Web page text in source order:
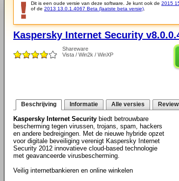
Dit is een oude versie van deze software. Je kunt ook de 2015
of de 2013 13.0.1.4067 Beta (laatste beta versie)
Kaspersky Internet Security
Shareware
Vista / Win2k / WinXP
Beschrijving Informatie Alle versies
Kaspersky Internet Security biedt betrouwbare
bescherming tegen virussen, trojans, spam, hackers
en andere bedreigingen. Met de nieuwe hybride opzet
voor digitale beveiliging verenigt Kaspersky Internet
Security 2012 innovatieve cloud-based technologie
met geavanceerde virusbescherming.
Veilig internetbankieren en online winkelen